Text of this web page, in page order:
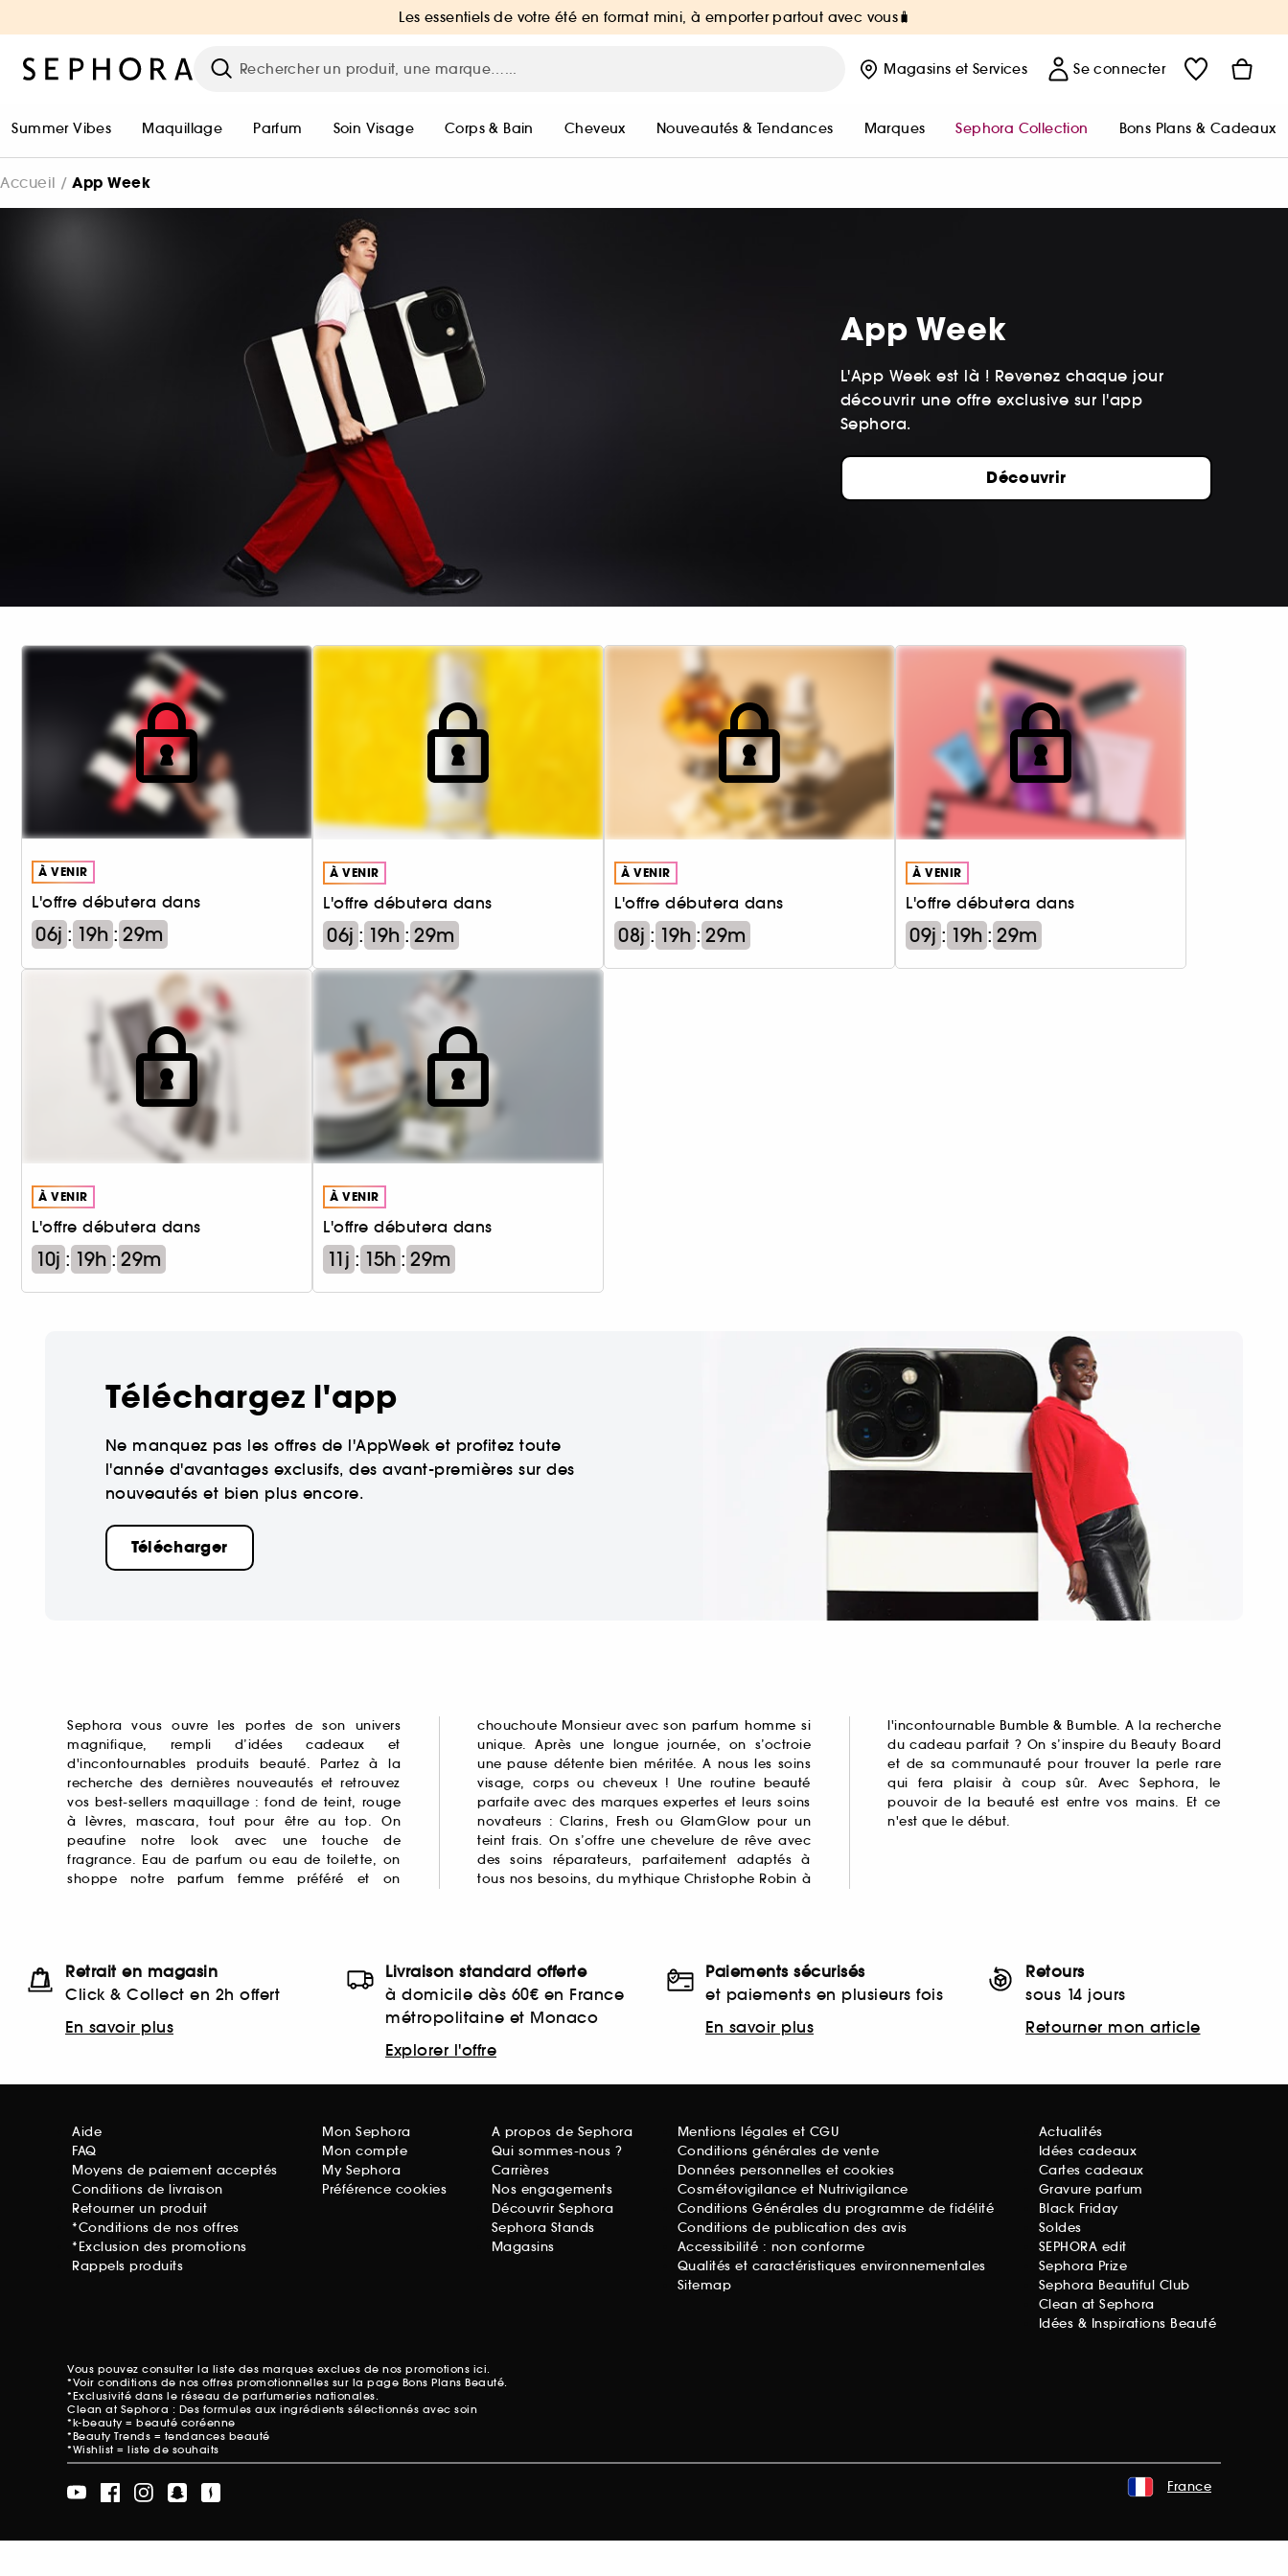
Les essentiels de votre été en format mini, à emporter partout avec vous🧳
Magasins et Services Se connecter
Summer Vibes Maquillage Parfum Soin Visage Corps & Bain Cheveux Nouveautés & Tendances Marques Sephora Collection Bons Plans & Cadeaux
Accueil App Week
App Week
L'App Week est là ! Revenez chaque jour
découvrir une offre exclusive sur l'app
Sephora.
Découvrir
À VENIR
L'offre débutera dans
06j : 19h : 29m
À VENIR
L'offre débutera dans
06j : 19h : 29m
À VENIR
L'offre débutera dans
08j : 19h : 29m
À VENIR
L'offre débutera dans
09j : 19h : 29m
À VENIR
L'offre débutera dans
10j : 19h : 29m
À VENIR
L'offre débutera dans
11j : 15h : 29m
Téléchargez l'app
Ne manquez pas les offres de l'AppWeek et profitez toute
l'année d'avantages exclusifs, des avant-premières sur des
nouveautés et bien plus encore.
Télécharger
Sephora vous ouvre les portes de son univers
magnifique, rempli d’idées cadeaux et
d'incontournables produits beauté. Partez à la
recherche des dernières nouveautés et retrouvez
vos best-sellers maquillage : fond de teint, rouge
à lèvres, mascara, tout pour être au top. On
peaufine notre look avec une touche de
fragrance. Eau de parfum ou eau de toilette, on
shoppe notre parfum femme préféré et on
chouchoute Monsieur avec son parfum homme si
unique. Après une longue journée, on s’octroie
une pause détente bien méritée. A nous les soins
visage, corps ou cheveux ! Une routine beauté
parfaite avec des marques expertes et leurs soins
novateurs : Clarins, Fresh ou GlamGlow pour un
teint frais. On s’offre une chevelure de rêve avec
des soins réparateurs, parfaitement adaptés à
tous nos besoins, du mythique Christophe Robin à
l'incontournable Bumble & Bumble. A la recherche
du cadeau parfait ? On s’inspire du Beauty Board
et de sa communauté pour trouver la perle rare
qui fera plaisir à coup sûr. Avec Sephora, le
pouvoir de la beauté est entre vos mains. Et ce
n'est que le début.
Retrait en magasin
Click & Collect en 2h offert
En savoir plus
Livraison standard offerte
à domicile dès 60€ en France
métropolitaine et Monaco
Explorer l'offre
Paiements sécurisés
et paiements en plusieurs fois
En savoir plus
Retours
sous 14 jours
Retourner mon article
Aide
FAQ
Moyens de paiement acceptés
Conditions de livraison
Retourner un produit
*Conditions de nos offres
*Exclusion des promotions
Rappels produits
Mon Sephora
Mon compte
My Sephora
Préférence cookies
A propos de Sephora
Qui sommes-nous ?
Carrières
Nos engagements
Découvrir Sephora
Sephora Stands
Magasins
Mentions légales et CGU
Conditions générales de vente
Données personnelles et cookies
Cosmétovigilance et Nutrivigilance
Conditions Générales du programme de fidélité
Conditions de publication des avis
Accessibilité : non conforme
Qualités et caractéristiques environnementales
Sitemap
Actualités
Idées cadeaux
Cartes cadeaux
Gravure parfum
Black Friday
Soldes
SEPHORA edit
Sephora Prize
Sephora Beautiful Club
Clean at Sephora
Idées & Inspirations Beauté
Vous pouvez consulter la liste des marques exclues de nos promotions ici.
*Voir conditions de nos offres promotionnelles sur la page Bons Plans Beauté.
*Exclusivité dans le réseau de parfumeries nationales.
Clean at Sephora : Des formules aux ingrédients sélectionnés avec soin
*k-beauty = beauté coréenne
*Beauty Trends = tendances beauté
*Wishlist = liste de souhaits
France